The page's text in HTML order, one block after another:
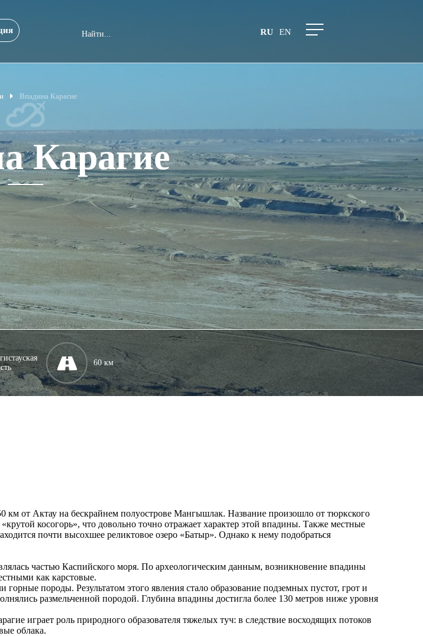
RU EN
Впадина Карагие
Карагие
60 км
км от Актау на бескрайнем полуострове Мангышлак. Название произошло от тюркского
косогорь», что довольно точно отражает характер этой впадины. Также местные
почти высохшее реликтовое озеро «Батыр». Однако к нему подобраться
частью Каспийского моря. По археологическим данным, возникновение впадины
как карстовые.
породы. Результатом этого явления стало образование подземных пустот, грот и
размельченной породой. Глубина впадины достигла более 130 метров ниже уровня
играет роль природного образователя тяжелых туч: в следствие восходящих потоков
облака.